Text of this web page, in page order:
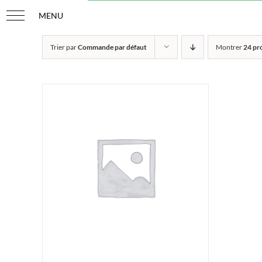
au
Trier parCommande par défaut Montrer24